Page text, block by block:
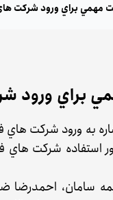
مهمي براي ورود شركت
براي ورود
به ورود شركت
استفاده شركت
سامان، احمدرضا